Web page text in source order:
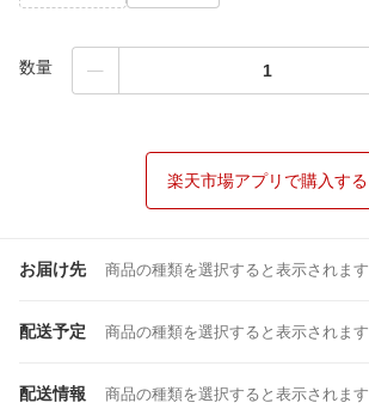
数量
楽天市場アプリで購入する
お届け先 商品の種類を選択すると表示されます
配送予定 商品の種類を選択すると表示されます
配送情報 商品の種類を選択すると表示されます